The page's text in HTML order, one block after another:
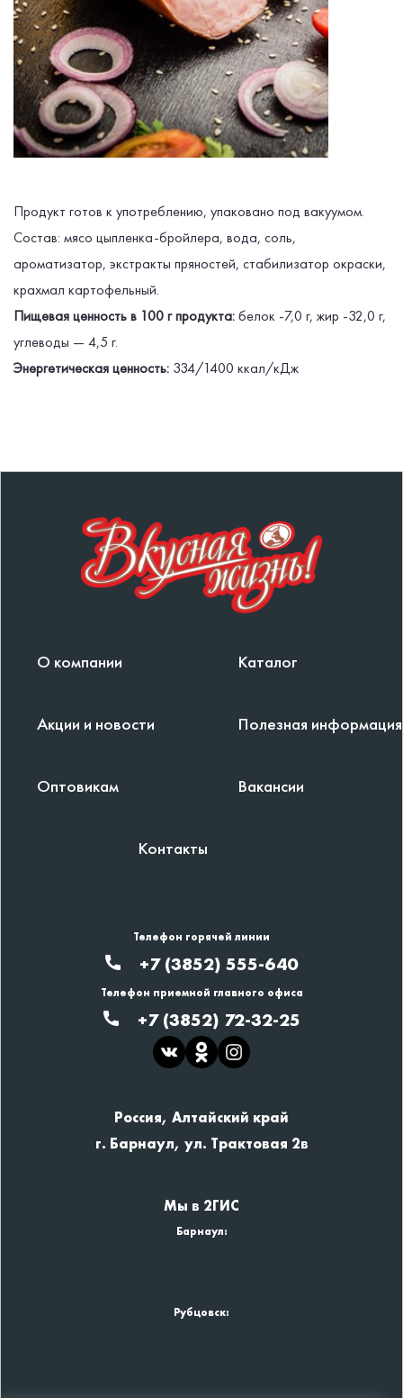
Продукт готов к употреблению, упаковано под вакуумом.
Состав: мясо цыпленка-бройлера, вода, соль,
ароматизатор, экстракты пряностей, стабилизатор окраски,
крахмал картофельный.
Пищевая ценность в 100 г продукта:белок -7,0 г, жир -32,0 г,
углеводы — 4,5 г.
Энергетическая ценность: 334/1400 ккал/кДж
О компании Каталог
Акции и новости Полезная информация
Оптовикам Вакансии
Контакты
Телефон горячей линии
+7 (3852) 555-640
Телефон приемной главного офиса
+7 (3852) 72-32-25
Россия, Алтайский край
г. Барнаул, ул. Трактовая 2в
Мы в 2ГИС
Барнаул:
Рубцовск: